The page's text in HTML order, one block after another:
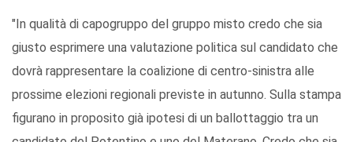
"In qualità di capogruppo del gruppo misto credo che sia
giusto esprimere una valutazione politica sul candidato che
dovrà rappresentare la coalizione di centro-sinistra alle
prossime elezioni regionali previste in autunno. Sulla stampa
figurano in proposito già ipotesi di un ballottaggio tra un